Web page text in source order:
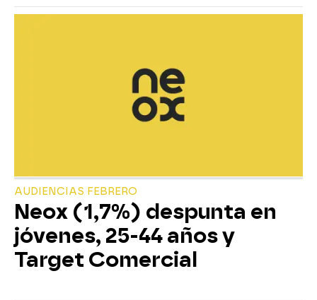
AUDIENCIAS FEBRERO
Neox (1,7%) despunta en
jóvenes, 25-44 años y
Target Comercial